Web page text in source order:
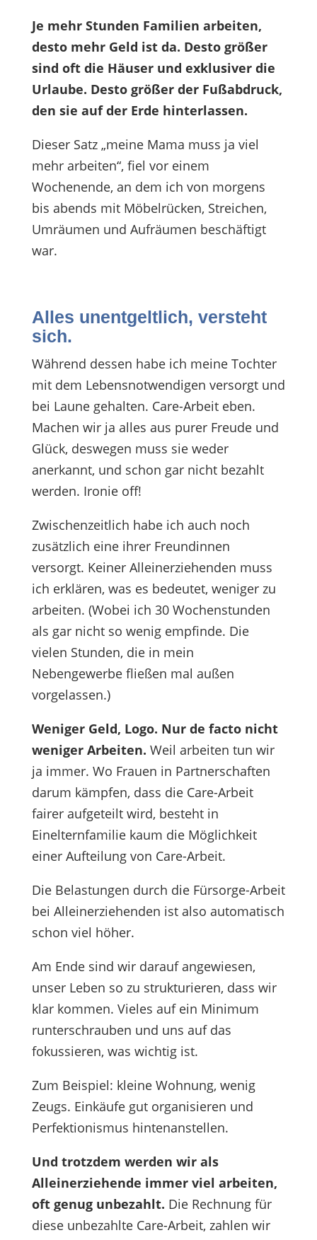
Je mehr Stunden Familien arbeiten,
desto mehr Geld ist da. Desto größer
sind oft die Häuser und exklusiver die
Urlaube. Desto größer der Fußabdruck,
den sie auf der Erde hinterlassen.
Dieser Satz „meine Mama muss ja viel
mehr arbeiten“, fiel vor einem
Wochenende, an dem ich von morgens
bis abends mit Möbelrücken, Streichen,
Umräumen und Aufräumen beschäftigt
war.
Alles unentgeltlich, versteht
sich.
Während dessen habe ich meine Tochter
mit dem Lebensnotwendigen versorgt und
bei Laune gehalten. Care-Arbeit eben.
Machen wir ja alles aus purer Freude und
Glück, deswegen muss sie weder
anerkannt, und schon gar nicht bezahlt
werden. Ironie off!
Zwischenzeitlich habe ich auch noch
zusätzlich eine ihrer Freundinnen
versorgt. Keiner Alleinerziehenden muss
ich erklären, was es bedeutet, weniger zu
arbeiten. (Wobei ich 30 Wochenstunden
als gar nicht so wenig empfinde. Die
vielen Stunden, die in mein
Nebengewerbe fließen mal außen
vorgelassen.)
Weniger Geld, Logo. Nur de facto nicht
weniger Arbeiten. Weil arbeiten tun wir
ja immer. Wo Frauen in Partnerschaften
darum kämpfen, dass die Care-Arbeit
fairer aufgeteilt wird, besteht in
Einelternfamilie kaum die Möglichkeit
einer Aufteilung von Care-Arbeit.
Die Belastungen durch die Fürsorge-Arbeit
bei Alleinerziehenden ist also automatisch
schon viel höher.
Am Ende sind wir darauf angewiesen,
unser Leben so zu strukturieren, dass wir
klar kommen. Vieles auf ein Minimum
runterschrauben und uns auf das
fokussieren, was wichtig ist.
Zum Beispiel: kleine Wohnung, wenig
Zeugs. Einkäufe gut organisieren und
Perfektionismus hintenanstellen.
Und trotzdem werden wir als
Alleinerziehende immer viel arbeiten,
oft genug unbezahlt. Die Rechnung für
diese unbezahlte Care-Arbeit, zahlen wir